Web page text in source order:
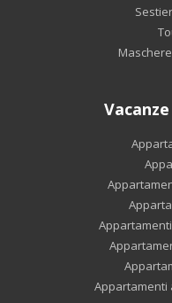
Appartamenti